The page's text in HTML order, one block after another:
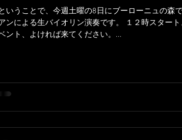
いうことで、今週土曜の8日にブーローニュの森
ンによる生バイオリン演奏です。 １２時スター
ント、よければ来てください。...